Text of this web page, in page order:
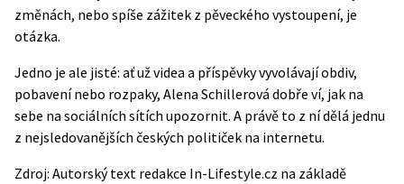
změnách, nebo spíše zážitek z pěveckého vystoupení, je
otázka.
Jedno je ale jisté: ať už videa a příspěvky vyvolávají obdiv,
pobavení nebo rozpaky, Alena Schillerová dobře ví, jak na
sebe na sociálních sítích upozornit. A právě to z ní dělá jednu
z nejsledovanějších českých političek na internetu.
Zdroj: Autorský text redakce In-Lifestyle.cz na základě